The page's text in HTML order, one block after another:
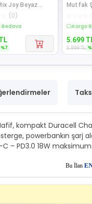
Joy Beyaz
(0)
%7 İndirim
%7
Mutfak
5.699
5.999TL %
kompakt Duracell
powerbankın şarj
– PD3.0 18W
Bu İlan E